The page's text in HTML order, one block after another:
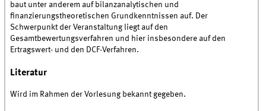
baut unter anderem auf bilanzanalytischen und
finanzierungstheoretischen Grundkenntnissen auf. Der
Schwerpunkt der Veranstaltung liegt auf den
Gesamtbewertungsverfahren und hier insbesondere auf den
Ertragswert- und den DCF-Verfahren.
Literatur
Wird im Rahmen der Vorlesung bekannt gegeben.